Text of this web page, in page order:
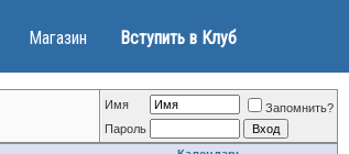
Магазин Вступить в Клуб
Имя
Запомнить?
Пароль